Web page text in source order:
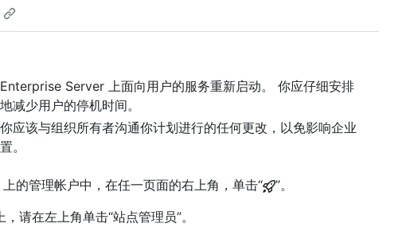
Server 上面向用户的服务重新启动。 你应仔细安排
减少用户的停机时间。
应该与组织所有者沟通你计划进行的任何更改，以免影响企业
。
的管理帐户中，在任一页面的右上角，单击“
”。
请在左上角单击“站点管理员”。